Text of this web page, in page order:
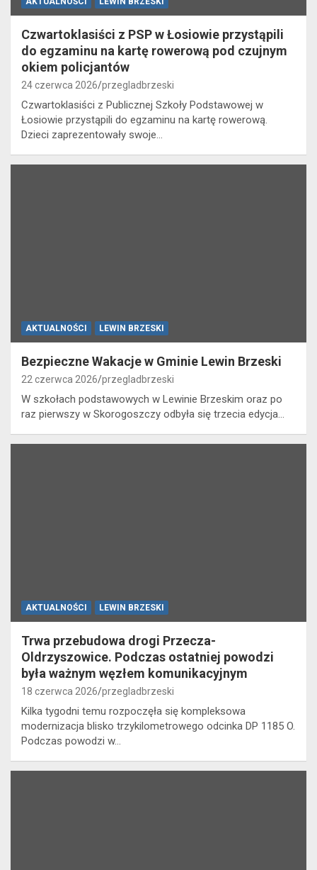
Czwartoklasiści z PSP w Łosiowie przystąpili
do egzaminu na kartę rowerową pod czujnym
okiem policjantów
24 czerwca 2026 przegladbrzeski
Czwartoklasiści z Publicznej Szkoły Podstawowej w
Łosiowie przystąpili do egzaminu na kartę rowerową.
Dzieci zaprezentowały swoje…
AKTUALNOŚCI LEWIN BRZESKI
Bezpieczne Wakacje w Gminie Lewin Brzeski
22 czerwca 2026 przegladbrzeski
W szkołach podstawowych w Lewinie Brzeskim oraz po
raz pierwszy w Skorogoszczy odbyła się trzecia edycja…
AKTUALNOŚCI LEWIN BRZESKI
Trwa przebudowa drogi Przecza-
Oldrzyszowice. Podczas ostatniej powodzi
była ważnym węzłem komunikacyjnym
18 czerwca 2026 przegladbrzeski
Kilka tygodni temu rozpoczęła się kompleksowa
modernizacja blisko trzykilometrowego odcinka DP 1185 O.
Podczas powodzi w…